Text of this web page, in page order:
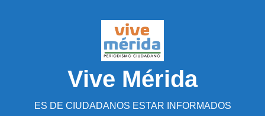
Vive Mérida
ES DE CIUDADANOS ESTAR INFORMADOS